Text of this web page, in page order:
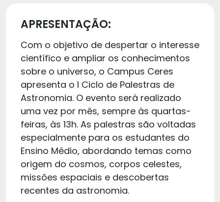
APRESENTAÇÃO:
Com o objetivo de despertar o interesse
científico e ampliar os conhecimentos
sobre o universo, o Campus Ceres
apresenta o I Ciclo de Palestras de
Astronomia. O evento será realizado
uma vez por mês, sempre às quartas-
feiras, às 13h. As palestras são voltadas
especialmente para os estudantes do
Ensino Médio, abordando temas como
origem do cosmos, corpos celestes,
missões espaciais e descobertas
recentes da astronomia.